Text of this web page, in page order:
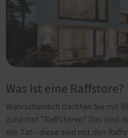
Was ist eine Raffstore?
Wahrscheinlich dachten Sie mit
zunächst "Raffstoren? Das sind
der Tat - diese sind mit den